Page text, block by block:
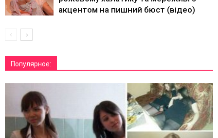
акцентом на пишний бюст (відео)
Популярное: